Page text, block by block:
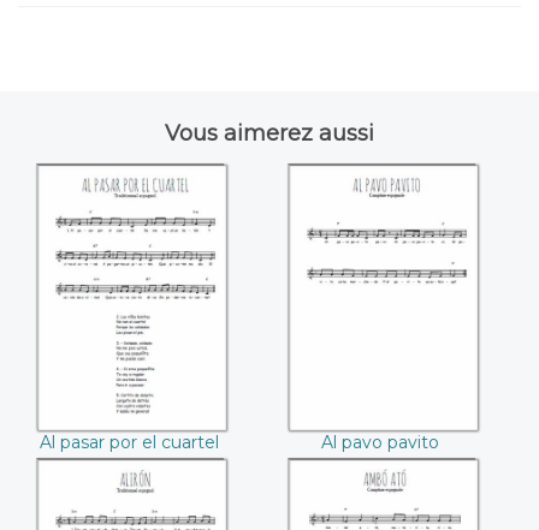
Vous aimerez aussi
Al pasar por el
cuartel
Al pasar por el cuartel
Al pavo pavito
Al pavo pavito